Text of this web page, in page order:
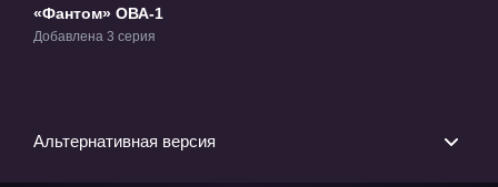
«Фантом» ОВА-1
Добавлена 3 серия
Альтернативная версия